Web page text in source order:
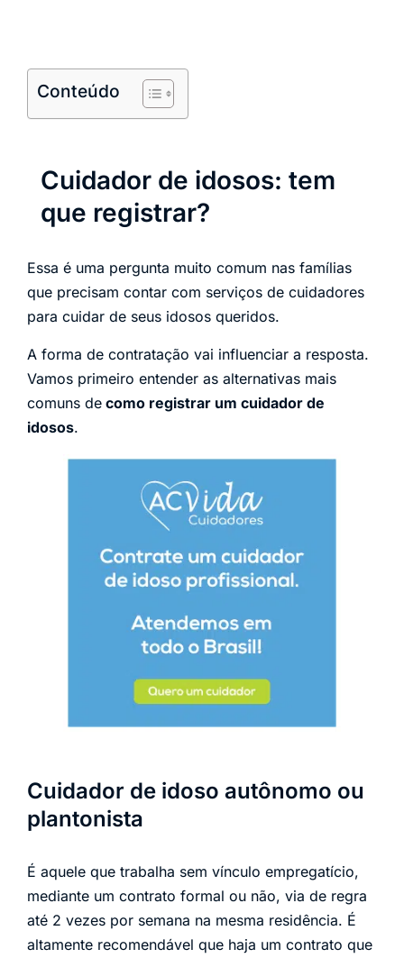
Conteúdo
Cuidador de idosos: tem
que registrar?
Essa é uma pergunta muito comum nas famílias
que precisam contar com serviços de cuidadores
para cuidar de seus idosos queridos.
A forma de contratação vai influenciar a resposta.
Vamos primeiro entender as alternativas mais
comuns de como registrar um cuidador de
idosos.
Cuidador de idoso autônomo ou
plantonista
É aquele que trabalha sem vínculo empregatício,
mediante um contrato formal ou não, via de regra
até 2 vezes por semana na mesma residência. É
altamente recomendável que haja um contrato que